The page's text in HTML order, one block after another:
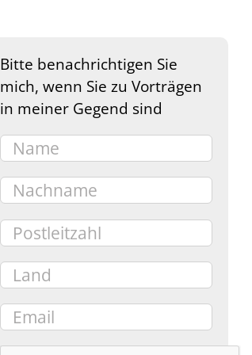
Bitte benachrichtigen Sie
mich, wenn Sie zu Vorträgen
in meiner Gegend sind